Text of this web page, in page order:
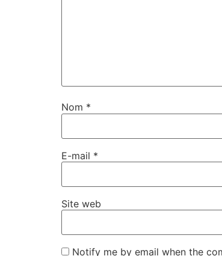
Nom *
E-mail *
Site web
Notify me by email when the